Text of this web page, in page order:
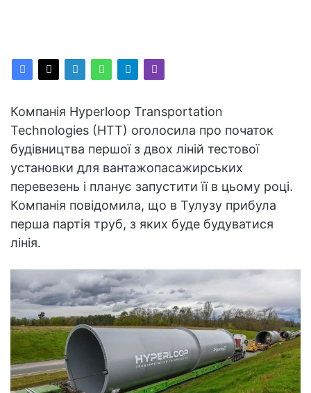
Компанія Hyperloop Transportation
Technologies (HTT) оголосила про початок
будівництва першої з двох ліній тестової
установки для вантажопасажирських
перевезень і планує запустити її в цьому році.
Компанія повідомила, що в Тулузу прибула
перша партія труб, з яких буде будуватися
лінія.